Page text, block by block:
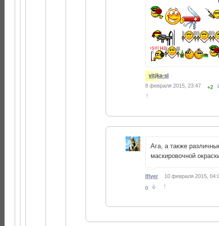
vitjka-sl
8 февраля 2015, 23:47
+2
↑
Ага, а также
маскировочной
Iflyer
10 февраля 2015,
0
↑